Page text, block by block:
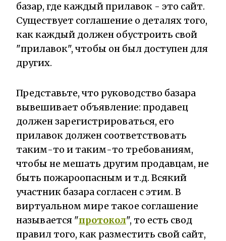
базар, где каждый прилавок - это сайт.
Существует соглашение о деталях того,
как каждый должен обустроить свой
"прилавок", чтобы он был доступен для
других.
Представьте, что руководство базара
вывешивает объявление: продавец
должен зарегистрироваться, его
прилавок должен соответствовать
таким-то и таким-то требованиям,
чтобы не мешать другим продавцам, не
быть пожароопасным и т.д. Всякий
участник базара согласен с этим. В
виртуальном мире такое соглашение
называется "протокол", то есть свод
правил того, как разместить свой сайт,